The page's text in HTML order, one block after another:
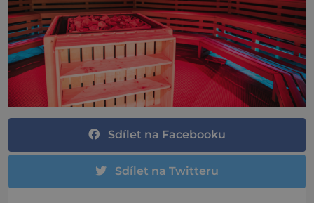
Sdílet na Facebooku
Sdílet na Twitteru